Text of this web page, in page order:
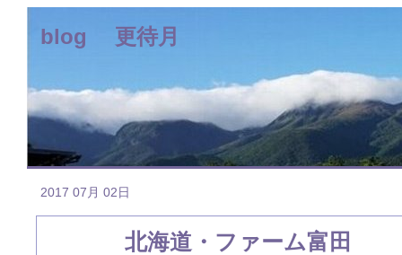
blog 更待月
2017 07月 02日
北海道・ファーム富田